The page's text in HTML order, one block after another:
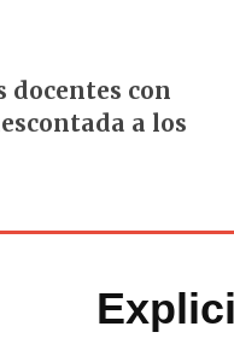
docentes con
a los